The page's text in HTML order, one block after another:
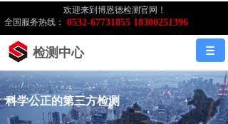
0532-67731855 18300251396
全国服务热线：
欢迎来到博恩德检测官网！
检测中心
科学公正的第三方检测